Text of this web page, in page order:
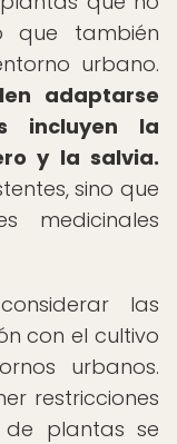
que también
urbano.
adaptarse
incluyen la
y la salvia.
sino que
medicinales
las
con el cultivo
urbanos.
restricciones
plantas se